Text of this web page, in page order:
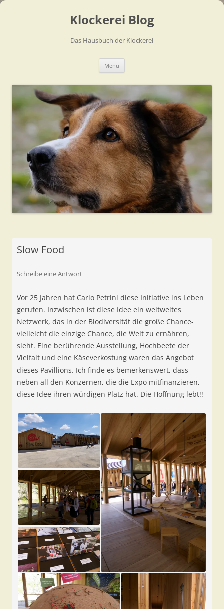
Klockerei Blog
Das Hausbuch der Klockerei
Menü
Slow Food
Schreibe eine Antwort
Vor 25 Jahren hat Carlo Petrini diese Initiative ins Leben
gerufen. Inzwischen ist diese Idee ein weltweites
Netzwerk, das in der Biodiversität die große Chance-
vielleicht die einzige Chance, die Welt zu ernähren,
sieht. Eine berührende Ausstellung, Hochbeete der
Vielfalt und eine Käseverkostung waren das Angebot
dieses Pavillions. Ich finde es bemerkenswert, dass
neben all den Konzernen, die die Expo mitfinanzieren,
diese Idee ihren würdigen Platz hat. Die Hoffnung lebt!!